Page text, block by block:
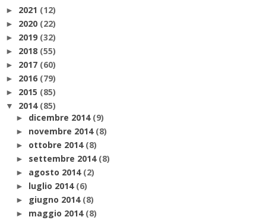
► 2021 (12)
► 2020 (22)
► 2019 (32)
► 2018 (55)
► 2017 (60)
► 2016 (79)
► 2015 (85)
▼ 2014 (85)
► dicembre 2014 (9)
► novembre 2014 (8)
► ottobre 2014 (8)
► settembre 2014 (8)
► agosto 2014 (2)
► luglio 2014 (6)
► giugno 2014 (8)
► maggio 2014 (8)